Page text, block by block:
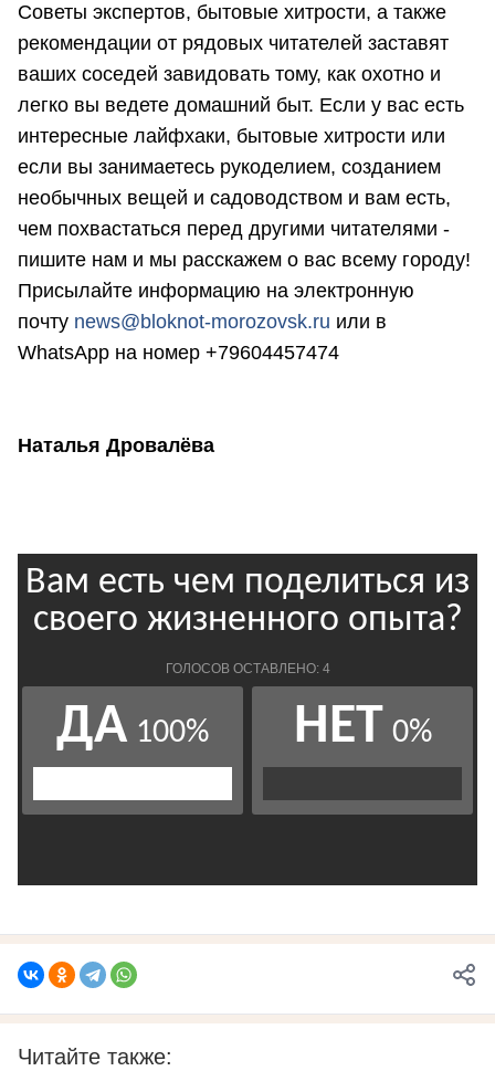
Советы экспертов, бытовые хитрости, а также
рекомендации от рядовых читателей заставят
ваших соседей завидовать тому, как охотно и
легко вы ведете домашний быт. Если у вас есть
интересные лайфхаки, бытовые хитрости или
если вы занимаетесь рукоделием, созданием
необычных вещей и садоводством и вам есть,
чем похвастаться перед другими читателями -
пишите нам и мы расскажем о вас всему городу!
Присылайте информацию на электронную
почту news@bloknot-morozovsk.ru или в
WhatsApp на номер +79604457474
Наталья Дровалёва
Читайте также: